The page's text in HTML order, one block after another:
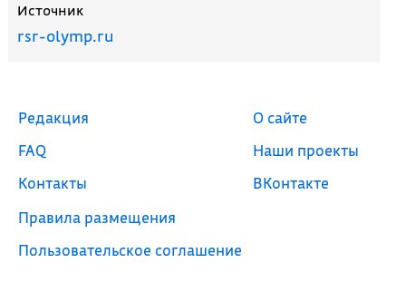
Источник
rsr-olymp.ru
Редакция
FAQ
Контакты
Правила размещения
Пользовательское соглашение
О сайте
Наши проекты
ВКонтакте